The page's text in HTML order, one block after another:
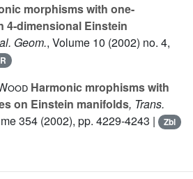
morphisms with one-
4-dimensional Einstein
Geom., Volume 10 (2002) no. 4,
Harmonic mrophisms with
on Einstein manifolds, Trans.
354 (2002), pp. 4229-4243 | Zbl